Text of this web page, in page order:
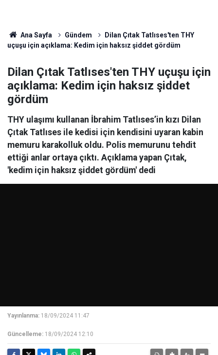
Ana Sayfa Gündem
Dilan Çıtak Tatlıses'ten THY
uçuşu için açıklama: Kedim için haksız şiddet gördüm
Dilan Çıtak Tatlıses'ten THY uçuşu için
açıklama: Kedim için haksız şiddet
gördüm
THY ulaşımı kullanan İbrahim Tatlıses’in kızı Dilan
Çıtak Tatlıses ile kedisi için kendisini uyaran kabin
memuru karakolluk oldu. Polis memurunu tehdit
ettiği anlar ortaya çıktı. Açıklama yapan Çıtak,
'kedim için haksız şiddet gördüm' dedi
Yayınlanma: 18/09/2024 11:47
Güncelleme: 18/09/2024 12:10